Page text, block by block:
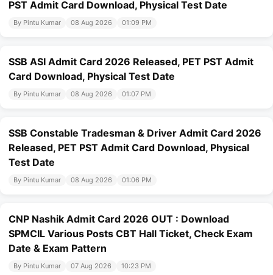
PST Admit Card Download, Physical Test Date
By Pintu Kumar 08 Aug 2026 01:09 PM
SSB ASI Admit Card 2026 Released, PET PST Admit
Card Download, Physical Test Date
By Pintu Kumar 08 Aug 2026 01:07 PM
SSB Constable Tradesman & Driver Admit Card 2026
Released, PET PST Admit Card Download, Physical
Test Date
By Pintu Kumar 08 Aug 2026 01:06 PM
CNP Nashik Admit Card 2026 OUT : Download
SPMCIL Various Posts CBT Hall Ticket, Check Exam
Date & Exam Pattern
By Pintu Kumar 07 Aug 2026 10:23 PM